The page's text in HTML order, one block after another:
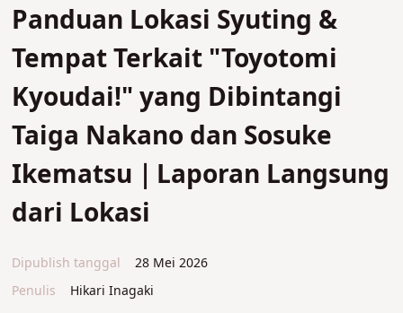
Panduan Lokasi Syuting &
Tempat Terkait "Toyotomi
Kyoudai!" yang Dibintangi
Taiga Nakano dan Sosuke
Ikematsu｜Laporan Langsung
dari Lokasi
Dipublish tanggal
28 Mei 2026
Penulis
Hikari Inagaki